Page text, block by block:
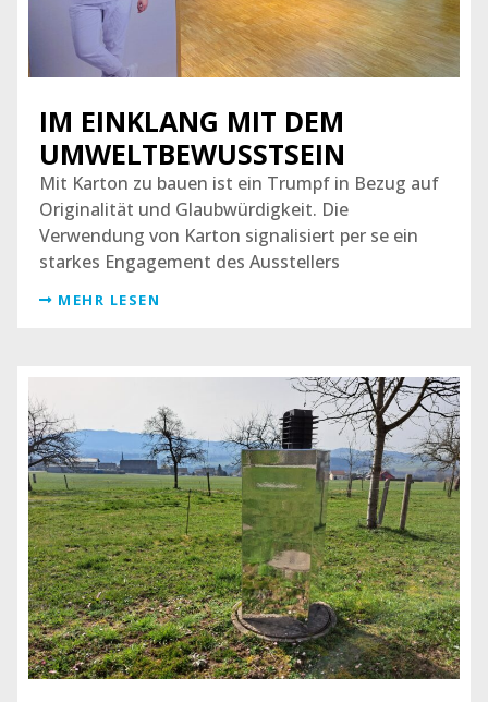
IM EINKLANG MIT DEM
UMWELTBEWUSSTSEIN
Mit Karton zu bauen ist ein Trumpf in Bezug auf
Originalität und Glaubwürdigkeit. Die
Verwendung von Karton signalisiert per se ein
starkes Engagement des Ausstellers
MEHR LESEN